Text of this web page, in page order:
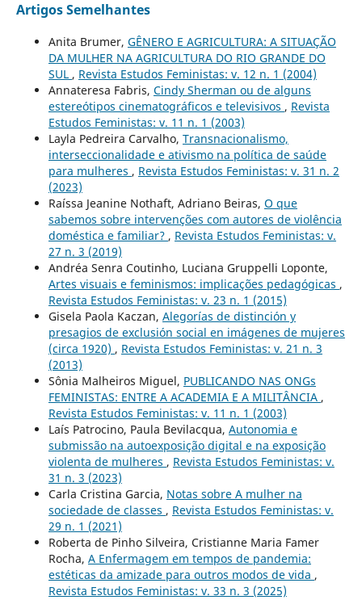
Artigos Semelhantes
Anita Brumer, GÊNERO E AGRICULTURA: A SITUAÇÃO
DA MULHER NA AGRICULTURA DO RIO GRANDE DO
SUL , Revista Estudos Feministas: v. 12 n. 1 (2004)
Annateresa Fabris, Cindy Sherman ou de alguns
estereótipos cinematográficos e televisivos , Revista
Estudos Feministas: v. 11 n. 1 (2003)
Layla Pedreira Carvalho, Transnacionalismo,
interseccionalidade e ativismo na política de saúde
para mulheres , Revista Estudos Feministas: v. 31 n. 2
(2023)
Raíssa Jeanine Nothaft, Adriano Beiras, O que
sabemos sobre intervenções com autores de violência
doméstica e familiar? , Revista Estudos Feministas: v.
27 n. 3 (2019)
Andréa Senra Coutinho, Luciana Gruppelli Loponte,
Artes visuais e feminismos: implicações pedagógicas ,
Revista Estudos Feministas: v. 23 n. 1 (2015)
Gisela Paola Kaczan, Alegorías de distinción y
presagios de exclusión social en imágenes de mujeres
(circa 1920) , Revista Estudos Feministas: v. 21 n. 3
(2013)
Sônia Malheiros Miguel, PUBLICANDO NAS ONGs
FEMINISTAS: ENTRE A ACADEMIA E A MILITÂNCIA ,
Revista Estudos Feministas: v. 11 n. 1 (2003)
Laís Patrocino, Paula Bevilacqua, Autonomia e
submissão na autoexposição digital e na exposição
violenta de mulheres , Revista Estudos Feministas: v.
31 n. 3 (2023)
Carla Cristina Garcia, Notas sobre A mulher na
sociedade de classes , Revista Estudos Feministas: v.
29 n. 1 (2021)
Roberta de Pinho Silveira, Cristianne Maria Famer
Rocha, A Enfermagem em tempos de pandemia:
estéticas da amizade para outros modos de vida ,
Revista Estudos Feministas: v. 33 n. 3 (2025)